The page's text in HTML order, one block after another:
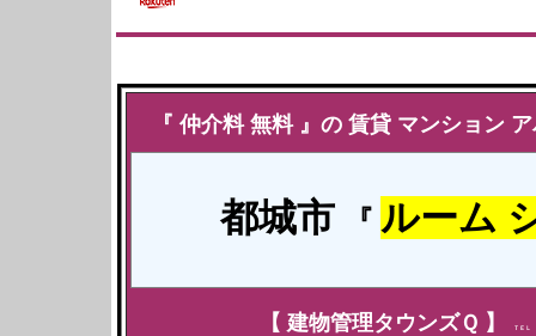
『 仲介料 無料』の 賃貸 マンション
都城市 『 ルーム
【 建物管理タウンズＱ 】 ＴＥＬ